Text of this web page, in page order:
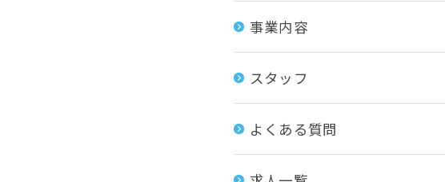
事業内容
スタッフ
よくある質問